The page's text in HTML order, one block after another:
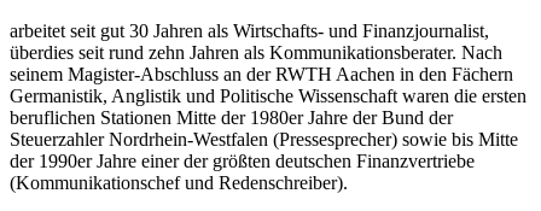
arbeitet seit gut 30 Jahren als Wirtschafts- und Finanzjournalist,
überdies seit rund zehn Jahren als Kommunikationsberater. Nach
seinem Magister-Abschluss an der RWTH Aachen in den Fächern
Germanistik, Anglistik und Politische Wissenschaft waren die ersten
beruflichen Stationen Mitte der 1980er Jahre der Bund der
Steuerzahler Nordrhein-Westfalen (Pressesprecher) sowie bis Mitte
der 1990er Jahre einer der größten deutschen Finanzvertriebe
(Kommunikationschef und Redenschreiber).